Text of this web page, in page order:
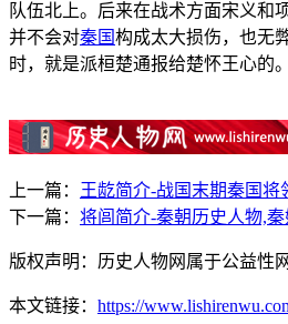
队伍北上。后来在战术方面宋义和
并不会对秦国构成太大损伤，也无
时，就是派桓楚通报给楚怀王心的
上一篇： 王龁简介-战国末期秦国将
下一篇： 将闾简介-秦朝历史人物,
版权声明：历史人物网属于公益性
本文链接： https://